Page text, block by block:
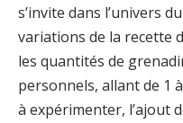
s’invite dans l’univers du
variations de la recette
les quantités de
personnels, allant de 1
à expérimenter, l’ajout